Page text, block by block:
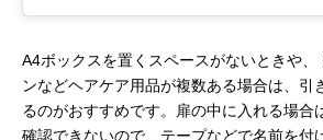
A4ボックスを置くスペースがないときや、
ンなどヘアケア用品が複数ある場合は、引
るのがおすすめです。扉の中に入れる場合
確認できないので、テープなどで名前を付